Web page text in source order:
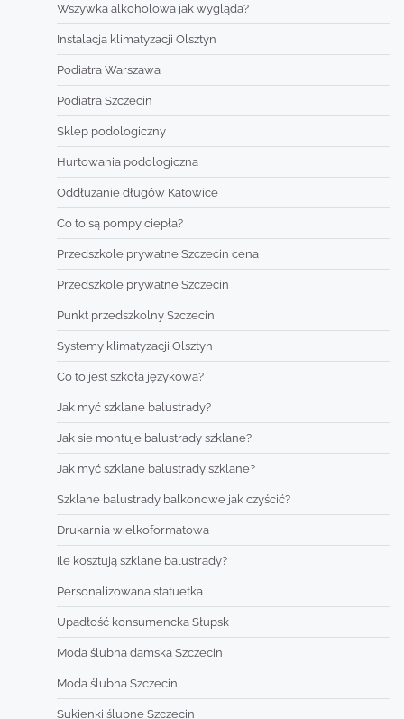
Wszywka alkoholowa jak wygląda?
Instalacja klimatyzacji Olsztyn
Podiatra Warszawa
Podiatra Szczecin
Sklep podologiczny
Hurtowania podologiczna
Oddłużanie długów Katowice
Co to są pompy ciepła?
Przedszkole prywatne Szczecin cena
Przedszkole prywatne Szczecin
Punkt przedszkolny Szczecin
Systemy klimatyzacji Olsztyn
Co to jest szkoła językowa?
Jak myć szklane balustrady?
Jak sie montuje balustrady szklane?
Jak myć szklane balustrady szklane?
Szklane balustrady balkonowe jak czyścić?
Drukarnia wielkoformatowa
Ile kosztują szklane balustrady?
Personalizowana statuetka
Upadłość konsumencka Słupsk
Moda ślubna damska Szczecin
Moda ślubna Szczecin
Sukienki ślubne Szczecin